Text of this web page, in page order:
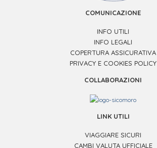
COMUNICAZIONE
INFO UTILI
INFO LEGALI
COPERTURA ASSICURATIVA
PRIVACY E COOKIES POLICY
COLLABORAZIONI
LINK UTILI
VIAGGIARE SICURI
CAMBI VALUTA UFFICIALE